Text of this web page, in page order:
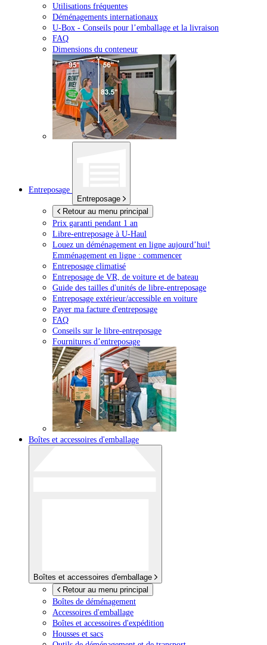
Utilisations fréquentes
Déménagements internationaux
U-Box - Conseils pour l’emballage et la livraison
FAQ
Dimensions du conteneur
Entreposage
Entreposage
Retour au menu principal
Prix garanti pendant 1 an
Libre-entreposage à U-Haul
Louez un déménagement en ligne aujourd’hui!
Emménagement en ligne : commencer
Entreposage climatisé
Entreposage de VR, de voiture et de bateau
Guide des tailles d'unités de libre-entreposage
Entreposage extérieur/accessible en voiture
Payer ma facture d'entreposage
FAQ
Conseils sur le libre-entreposage
Fournitures d’entreposage
Boîtes et accessoires d'emballage
Boîtes et accessoires d'emballage
Retour au menu principal
Boîtes de déménagement
Accessoires d'emballage
Boîtes et accessoires d'expédition
Housses et sacs